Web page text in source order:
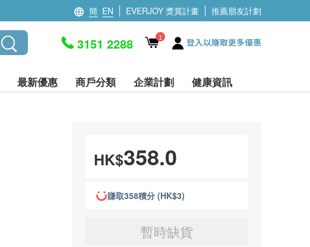
簡 EN EVERJOY 獎賞計畫 推薦朋友計劃
3151 2288 1 登入以賺取更多優惠
最新優惠 商戶分類 企業計劃 健康資訊
HK$358.0
賺取358積分 (HK$3)
暫時缺貨